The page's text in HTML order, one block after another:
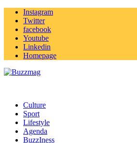
Instagram
Twitter
facebook
Youtube
Linkedin
Homepage
Culture
Sport
Lifestyle
Agenda
BuzzIness